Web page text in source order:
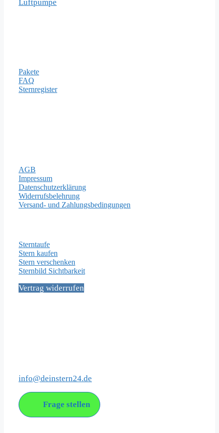
Luftpumpe
Pakete
FAQ
Sternregister
AGB
Impressum
Datenschutzerklärung
Widerrufsbelehrung
Versand- und Zahlungsbedingungen
Sterntaufe
Stern kaufen
Stern verschenken
Sternbild Sichtbarkeit
Vertrag widerrufen
info@deinstern24.de
Frage stellen